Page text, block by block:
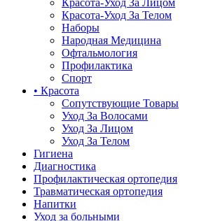
Красота-Уход За Лицом
Красота-Уход За Телом
Наборы
Народная Медицина
Офтальмология
Профилактика
Спорт
• Красота
Сопутствующие Товары
Уход За Волосами
Уход За Лицом
Уход За Телом
Гигиена
Диагностика
Профилактическая ортопедия
Травматическая ортопедия
Напитки
Уход за больными